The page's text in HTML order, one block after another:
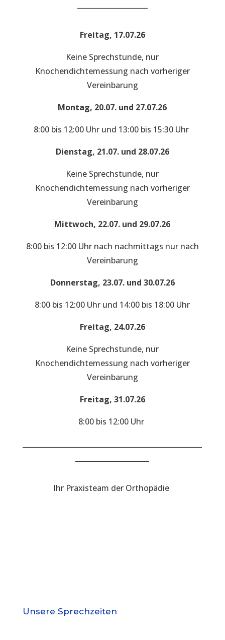
Freitag, 17.07.26
Keine Sprechstunde, nur
Knochendichtemessung nach vorheriger
Vereinbarung
Montag, 20.07. und 27.07.26
8:00 bis 12:00 Uhr und 13:00 bis 15:30 Uhr
Dienstag, 21.07. und 28.07.26
Keine Sprechstunde, nur
Knochendichtemessung nach vorheriger
Vereinbarung
Mittwoch, 22.07. und 29.07.26
8:00 bis 12:00 Uhr nach nachmittags nur nach
Vereinbarung
Donnerstag, 23.07. und 30.07.26
8:00 bis 12:00 Uhr und 14:00 bis 18:00 Uhr
Freitag, 24.07.26
Keine Sprechstunde, nur
Knochendichtemessung nach vorheriger
Vereinbarung
Freitag, 31.07.26
8:00 bis 12:00 Uhr
Ihr Praxisteam der Orthopädie
Unsere Sprechzeiten